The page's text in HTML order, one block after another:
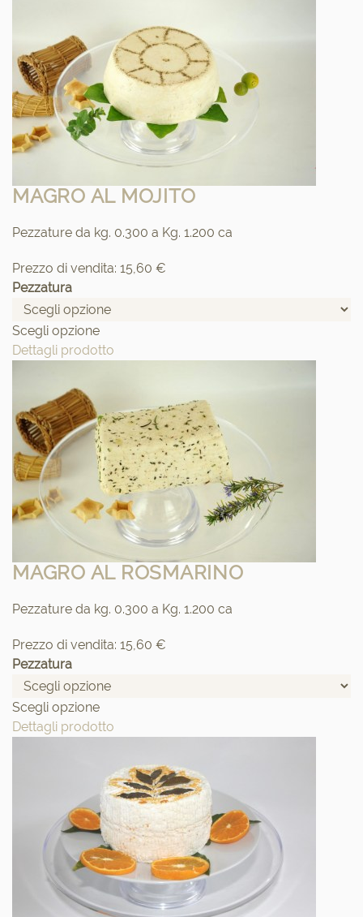
MAGRO AL MOJITO
Pezzature da kg. 0.300 a Kg. 1.200 ca
Prezzo di vendita: 15,60 €
Pezzatura
Scegli opzione
Dettagli prodotto
MAGRO AL ROSMARINO
Pezzature da kg. 0.300 a Kg. 1.200 ca
Prezzo di vendita: 15,60 €
Pezzatura
Scegli opzione
Dettagli prodotto